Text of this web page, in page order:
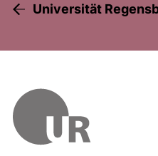
Universität